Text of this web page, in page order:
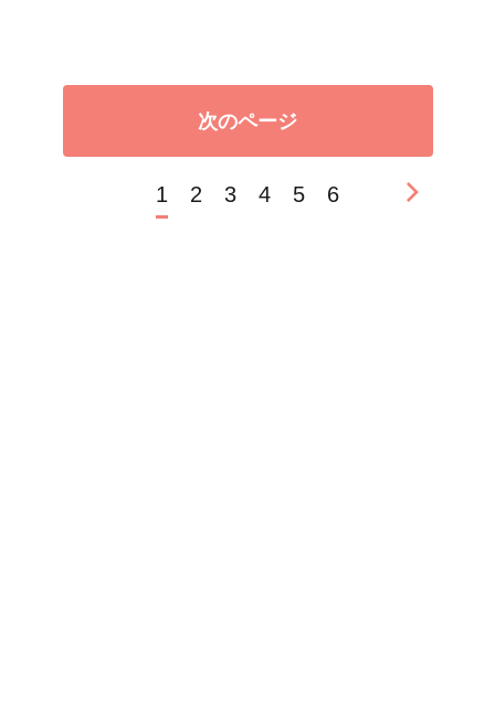
次のページ
1 2 3 4 5 6